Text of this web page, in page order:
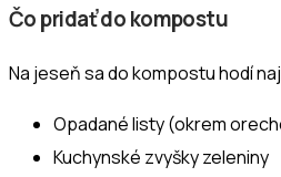
Čo pridať do kompostu
Na jeseň sa do kompostu hodí
Opadané listy (okrem
Kuchynské zvyšky zeleniny